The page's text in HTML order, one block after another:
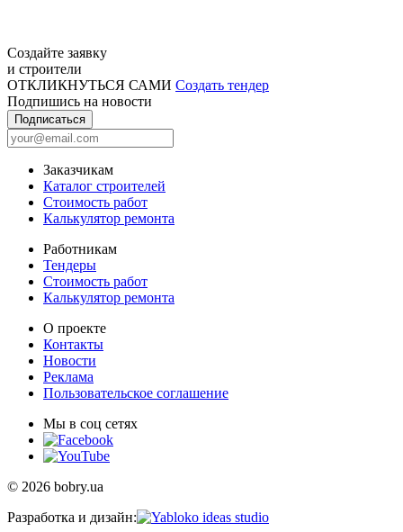
Создайте заявку
и строители
ОТКЛИКНУТЬСЯ САМИ Создать тендер
Подпишись на новости
Подписаться
Заказчикам
Каталог строителей
Стоимость работ
Калькулятор ремонта
Работникам
Тендеры
Стоимость работ
Калькулятор ремонта
О проекте
Контакты
Новости
Реклама
Пользовательское соглашение
Мы в соц сетях
© 2026 bobry.ua
Разработка и дизайн: